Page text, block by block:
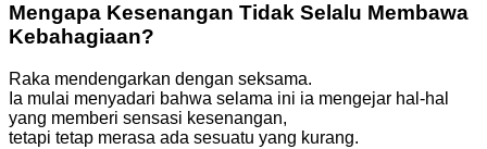
Mengapa Kesenangan Tidak Selalu Membawa
Kebahagiaan?
Raka mendengarkan dengan seksama.
Ia mulai menyadari bahwa selama ini ia mengejar hal-hal
yang memberi sensasi kesenangan,
tetapi tetap merasa ada sesuatu yang kurang.